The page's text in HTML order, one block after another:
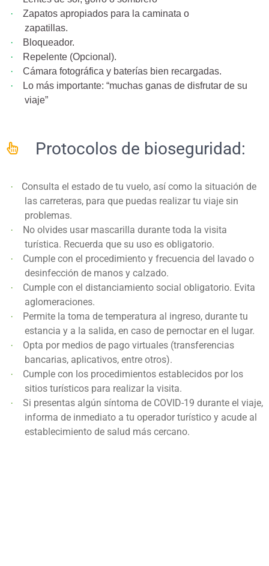
·
Zapatos apropiados para la caminata o
zapatillas.
·
Bloqueador.
·
Repelente (Opcional).
·
Cámara fotográfica y baterías bien recargadas.
·
Lo más importante: “muchas ganas de disfrutar de su
viaje”
Protocolos de bioseguridad:
·
Consulta el estado de tu vuelo, así como la situación de
las carreteras, para que puedas realizar tu viaje sin
problemas.
·
No olvides usar mascarilla durante toda la visita
turística. Recuerda que su uso es obligatorio.
·
Cumple con el procedimiento y frecuencia del lavado o
desinfección de manos y calzado.
·
Cumple con el distanciamiento social obligatorio. Evita
aglomeraciones.
·
Permite la toma de temperatura al ingreso, durante tu
estancia y a la salida, en caso de pernoctar en el lugar.
·
Opta por medios de pago virtuales (transferencias
bancarias, aplicativos, entre otros).
·
Cumple con los procedimientos establecidos por los
sitios turísticos para realizar la visita.
·
Si presentas algún síntoma de COVID-19 durante el viaje,
informa de inmediato a tu operador turístico y acude al
establecimiento de salud más cercano.